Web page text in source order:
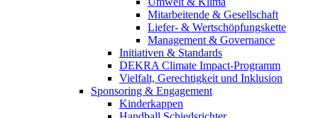
Mitarbeitende & Gesellschaft
Liefer- & Wertschöpfungskette
Management & Governance
Initiativen & Standards
DEKRA Climate Impact-Programm
Vielfalt, Gerechtigkeit und Inklusion​
Sponsoring & Engagement
Kinderkappen